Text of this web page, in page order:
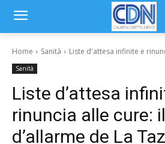
Home Sanità Liste d'attesa infinite e
Sanità
Liste d’attesa
rinuncia alle cure:
d’allarme de La